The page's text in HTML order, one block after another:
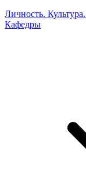
Личность.
Кафедры